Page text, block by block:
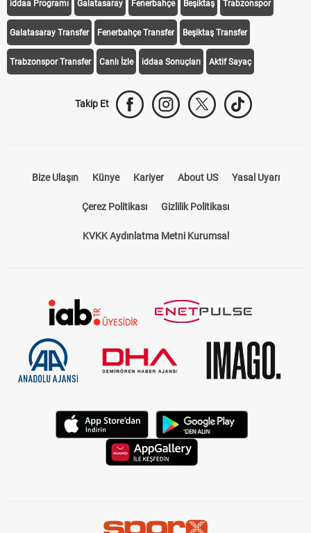
iddaa Programı Galatasaray Fenerbahçe Beşiktaş Trabzonspor
Galatasaray Transfer Fenerbahçe Transfer Beşiktaş Transfer
Trabzonspor Transfer Canlı İzle iddaa Sonuçları Aktif Sayaç
Takip Et
Bize Ulaşın Künye Kariyer About US Yasal Uyarı
Çerez Politikası Gizlilik Politikası
KVKK Aydınlatma Metni Kurumsal